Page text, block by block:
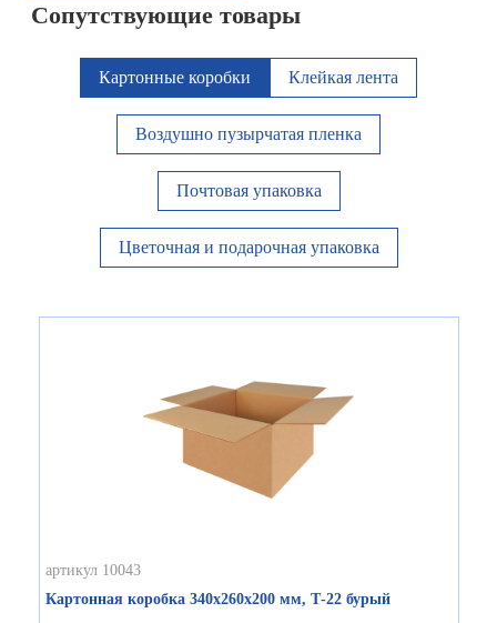
Сопутствующие товары
Картонные коробки Клейкая лента
Воздушно пузырчатая пленка
Почтовая упаковка
Цветочная и подарочная упаковка
артикул 10043
Картонная коробка 340х260х200 мм, Т-22 бурый